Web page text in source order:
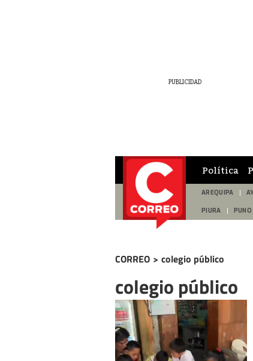
Política
AREQUIPA
PIURA PUNO
CORREO > colegio público
colegio público